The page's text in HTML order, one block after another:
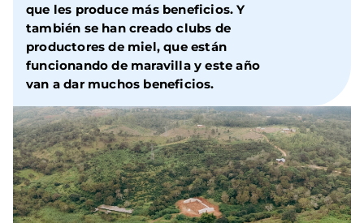
que les produce más beneficios. Y
también se han creado clubs de
productores de miel, que están
funcionando de maravilla y este año
van a dar muchos beneficios.